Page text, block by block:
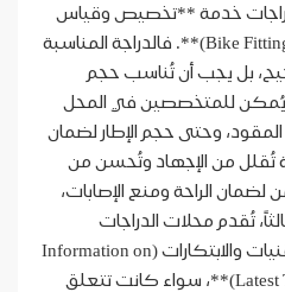
خدمة **تخصيص وقياس
الدراجة (Bike Fitting and Customization)**. فالدراجة المناسبة
بل يجب أن تُناسب حجم
للمتخصصين في المحل
وحتى حجم الإطار لضمان
من الإجهاد وتُحسن من
لضمان الراحة ومنع الإصابات،
تُقدم محلات الدراجات
**معلومات حول أحدث التقنيات والابتكارات (Information on
Latest Technologies & Innovations)**، سواء كانت تتعلق